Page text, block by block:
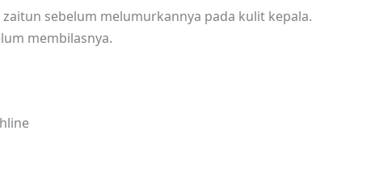
sebelum melumurkannya pada kulit kepala.
membilasnya.